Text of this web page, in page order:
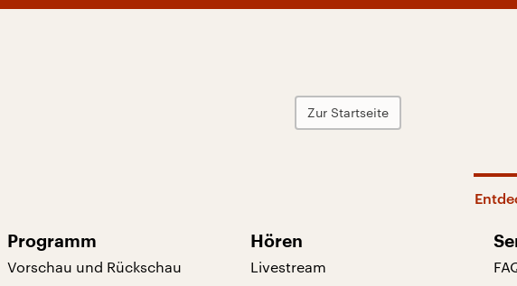
Zur Startseite
Programm
Vorschau und Rückschau
Hören
Livestream